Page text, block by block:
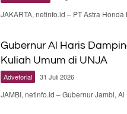
JAKARTA, netinfo.id – PT Astra
Gubernur Al Haris
Kuliah Umum di UNJA
Advetorial 31 Juli 2026
JAMBI, netinfo.id – Gubernur Jambi,